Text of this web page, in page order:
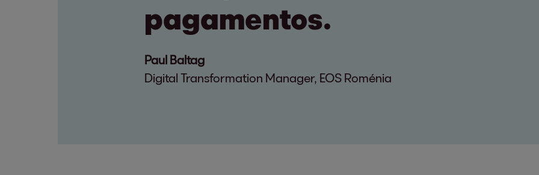
pagamentos.
Paul Baltag
Digital Transformation Manager, EOS Roménia